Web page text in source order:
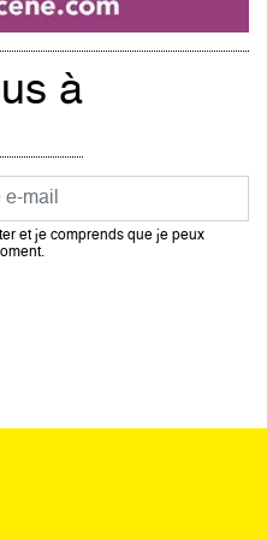
à
et je comprends que je peux